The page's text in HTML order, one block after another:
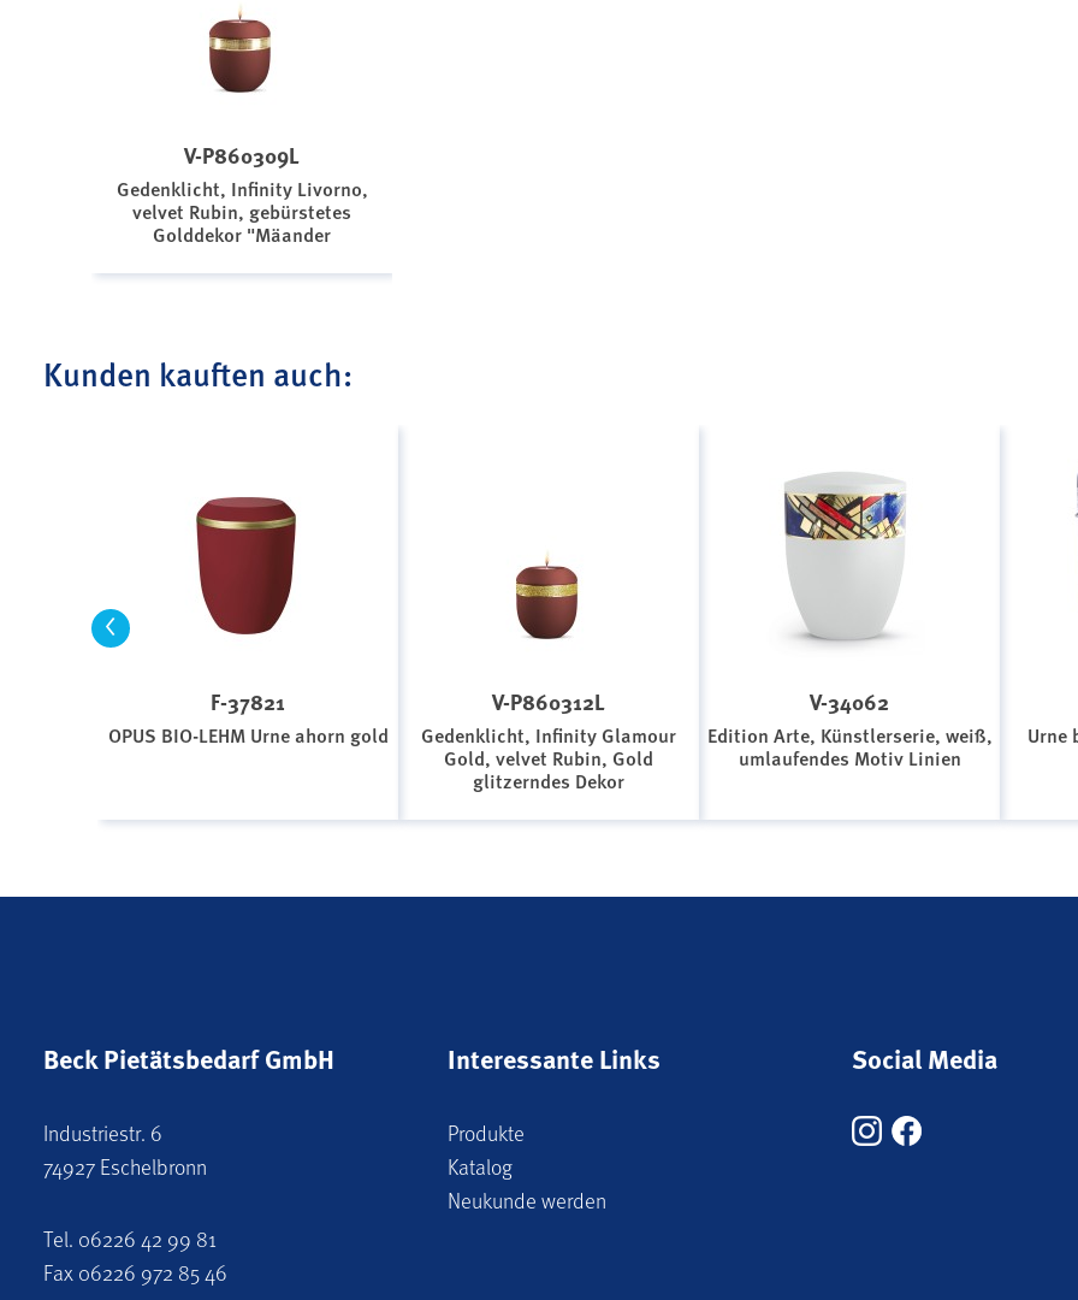
V-P860309L
Gedenklicht, Infinity Livorno,
velvet Rubin, gebürstetes
Golddekor "Mäander
Kunden kauften auch:
<
F-37821
OPUS BIO-LEHM Urne ahorn gold
V-P860312L
Gedenklicht, Infinity Glamour
Gold, velvet Rubin, Gold
glitzerndes Dekor
V-34062
Edition Arte, Künstlerserie, weiß,
umlaufendes Motiv Linien
Urne
Beck Pietätsbedarf GmbH
Industriestr. 6
74927 Eschelbronn
Tel. 06226 42 99 81
Fax 06226 972 85 46
Interessante Links
Produkte
Katalog
Neukunde werden
Social Media